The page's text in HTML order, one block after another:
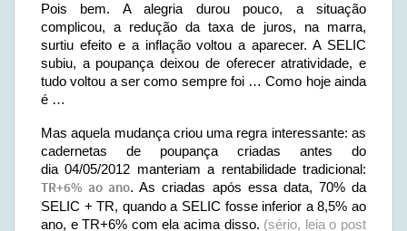
Pois bem. A alegria durou pouco, a situação
complicou, a redução da taxa de juros, na marra,
surtiu efeito e a inflação voltou a aparecer. A SELIC
subiu, a poupança deixou de oferecer atratividade, e
tudo voltou a ser como sempre foi … Como hoje ainda
é …
Mas aquela mudança criou uma regra interessante: as
cadernetas de poupança criadas antes do
dia 04/05/2012 manteriam a rentabilidade tradicional:
TR+6% ao ano. As criadas após essa data, 70% da
SELIC + TR, quando a SELIC fosse inferior a 8,5% ao
ano, e TR+6% com ela acima disso. (sério, leia o post